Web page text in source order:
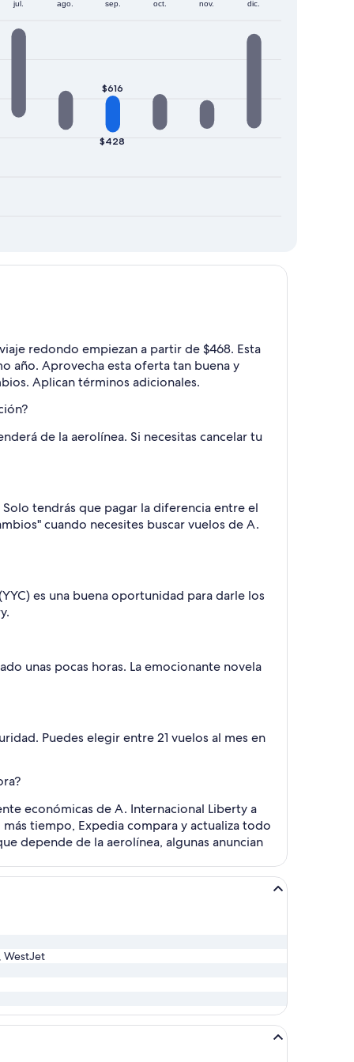
jul. ago. sep. oct. nov. dic.
$428
$616
redondo empiezan a partir de $468. Esta
año. Aprovecha esta oferta tan buena y
Aplican términos adicionales.
de la aerolínea. Si necesitas cancelar tu
tendrás que pagar la diferencia entre el
cuando necesites buscar vuelos de A.
es una buena oportunidad para darle los
unas pocas horas. La emocionante novela
Puedes elegir entre 21 vuelos al mes en
económicas de A. Internacional Liberty a
tiempo, Expedia compara y actualiza todo
depende de la aerolínea, algunas anuncian
WestJet